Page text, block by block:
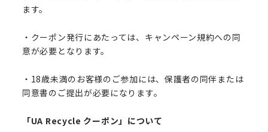
ます。
・クーポン発行にあたっては、キャンペーン規約への同
意が必要となります。
・18歳未満のお客様のご参加には、保護者の同伴または
同意書のご提出が必要になります。
「UA Recycle クーポン」について